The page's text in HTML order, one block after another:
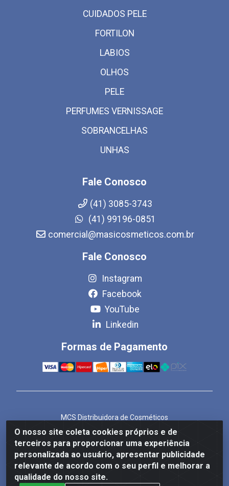
O nosso site coleta cookies próprios e de
terceiros para proporcionar uma experiência
personalizada ao usuário, apresentar publicidade
relevante de acordo com o seu perfil e melhorar a
qualidade do nosso site.
CUIDADOS PELE
FORTILON
LABIOS
OLHOS
PELE
PERFUMES VERNISSAGE
SOBRANCELHAS
UNHAS
Fale Conosco
(41) 3085-3743
(41) 99196-0851
comercial@masicosmeticos.com.br
Fale Conosco
Instagram
Facebook
YouTube
Linkedin
Formas de Pagamento
MCS Distribuidora de Cosméticos
Rua Bom Jesus de Iguape, 1409 - Hauer, Curitiba/PR -
CEP 81.610-040
CNPJ 86.825.155/0001-82